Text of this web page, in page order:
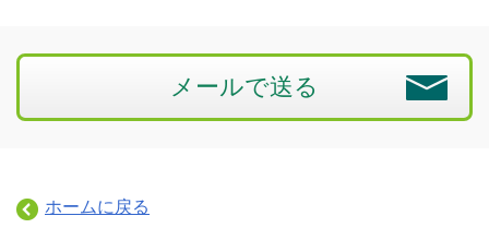
メールで送る
ホームに戻る